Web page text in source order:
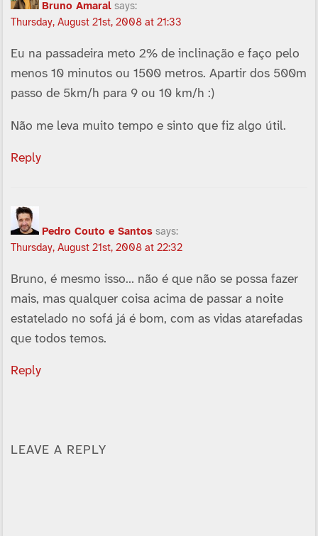
Bruno Amaral says:
Thursday, August 21st, 2008 at 21:33
Eu na passadeira meto 2% de inclinação e faço pelo
menos 10 minutos ou 1500 metros. Apartir dos 500m
passo de 5km/h para 9 ou 10 km/h :)
Não me leva muito tempo e sinto que fiz algo útil.
Reply
Pedro Couto e Santos says:
Thursday, August 21st, 2008 at 22:32
Bruno, é mesmo isso… não é que não se possa fazer
mais, mas qualquer coisa acima de passar a noite
estatelado no sofá já é bom, com as vidas atarefadas
que todos temos.
Reply
LEAVE A REPLY